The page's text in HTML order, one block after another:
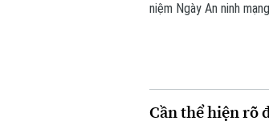
niệm Ngày An ninh
Cần thể hiện rõ